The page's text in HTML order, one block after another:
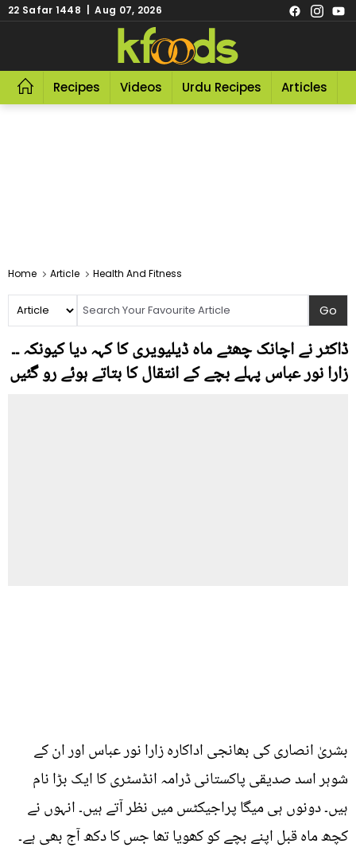
22 Safar 1448 | Aug 07, 2026
Recipes Videos Urdu Recipes Articles
Home Article Health And Fitness
ڈاکٹر نے اچانک چھٹے ماہ ڈیلیویری کا کہہ دیا کیونکہ ۔۔
زارا نور عباس پہلے بچے کے انتقال کا بتاتے ہوئے رو گئیں
بشریٰ انصاری کی بھانجی اداکارہ زارا نور عباس اور ان کے
شوہر اسد صدیقی پاکستانی ڈرامہ انڈسٹری کا ایک بڑا نام
ہیں۔ دونوں ہی میگا پراجیکٹس میں نظر آتے ہیں۔ انہوں نے
کچھ ماہ قبل اپنے بچے کو کھویا تھا جس کا دکھ آج بھی ہے۔